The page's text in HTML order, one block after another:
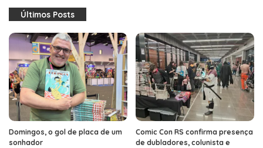
Últimos Posts
Domingos, o gol de placa de um
sonhador
Comic Con RS confirma presença
de dubladores, colunista e